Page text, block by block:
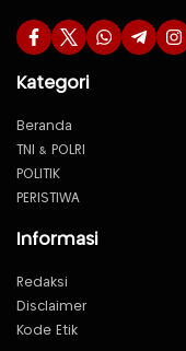
Kategori
Beranda
TNI & POLRI
POLITIK
PERISTIWA
Informasi
Redaksi
Disclaimer
Kode Etik